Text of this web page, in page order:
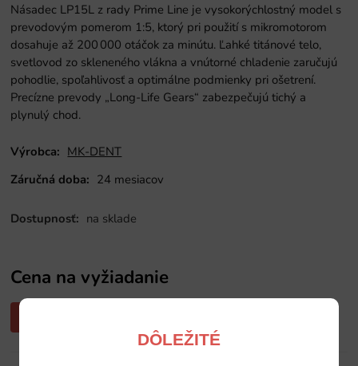
DÔLEŽITÉ
Násadec LP15L z rady Prime Line je vysokorýchlostný model s
prevodovým pomerom 1:5, ktorý pri použití s mikromotorom
dosahuje až 200 000 otáčok za minútu. Ľahké titánové telo,
svetlovod zo skleneného vlákna a vnútorné chladenie zaručujú
pohodlie, spoľahlivosť a optimálne podmienky pri ošetrení.
Precízne prevody „Long-Life Gears“ zabezpečujú tichý a
plynulý chod.
Výrobca: MK-DENT
Záručná doba: 24 mesiacov
Dostupnosť: na sklade
Cena na vyžiadanie